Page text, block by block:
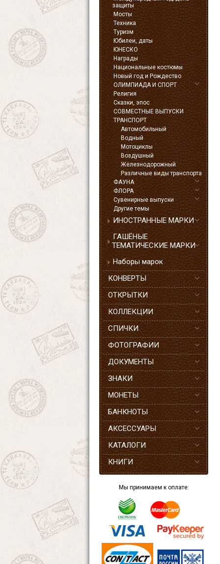
защиты
Мосты
Техника
Туризм
Юбилеи, даты
ЮНЕСКО
Награды
Национальные костюмы
Новый год и Рождество
ОЛИМПИАДА И СПОРТ
Религия
Сказки, эпос
СОВМЕСТНЫЕ ВЫПУСКИ
ТРАНСПОРТ
Автомобильный
Водный
Мотоциклы
Воздушный
Железнодорожный
Различные виды транспорта
ФАУНА
ФЛОРА
Сувенирные выпуски
Другие темы
ИНОСТРАННЫЕ МАРКИ
ГАШЁНЫЕ
ТЕМАТИЧЕСКИЕ МАРКИ
Наборы марок
КОНВЕРТЫ
ОТКРЫТКИ
КОЛЛЕКЦИИ
СПИЧКИ
ФОТОГРАФИИ
ДОКУМЕНТЫ
ЗНАКИ
МОНЕТЫ
БАНКНОТЫ
АКСЕССУАРЫ
КАТАЛОГИ
КНИГИ
Мы принимаем к оплате: